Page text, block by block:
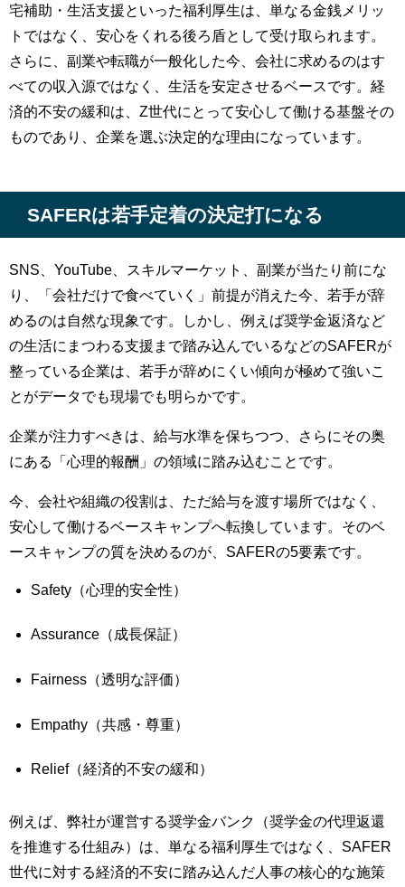
宅補助・生活支援といった福利厚生は、単なる金銭メリッ
トではなく、安心をくれる後ろ盾として受け取られます。
さらに、副業や転職が一般化した今、会社に求めるのはす
べての収入源ではなく、生活を安定させるベースです。経
済的不安の緩和は、Z世代にとって安心して働ける基盤その
ものであり、企業を選ぶ決定的な理由になっています。
SAFERは若手定着の決定打になる
SNS、YouTube、スキルマーケット、副業が当たり前にな
り、「会社だけで食べていく」前提が消えた今、若手が辞
めるのは自然な現象です。しかし、例えば奨学金返済など
の生活にまつわる支援まで踏み込んでいるなどのSAFERが
整っている企業は、若手が辞めにくい傾向が極めて強いこ
とがデータでも現場でも明らかです。
企業が注力すべきは、給与水準を保ちつつ、さらにその奥
にある「心理的報酬」の領域に踏み込むことです。
今、会社や組織の役割は、ただ給与を渡す場所ではなく、
安心して働けるベースキャンプへ転換しています。そのベ
ースキャンプの質を決めるのが、SAFERの5要素です。
Safety（心理的安全性）
Assurance（成長保証）
Fairness（透明な評価）
Empathy（共感・尊重）
Relief（経済的不安の緩和）
例えば、弊社が運営する奨学金バンク（奨学金の代理返還
を推進する仕組み）は、単なる福利厚生ではなく、SAFER
世代に対する経済的不安に踏み込んだ人事の核心的な施策